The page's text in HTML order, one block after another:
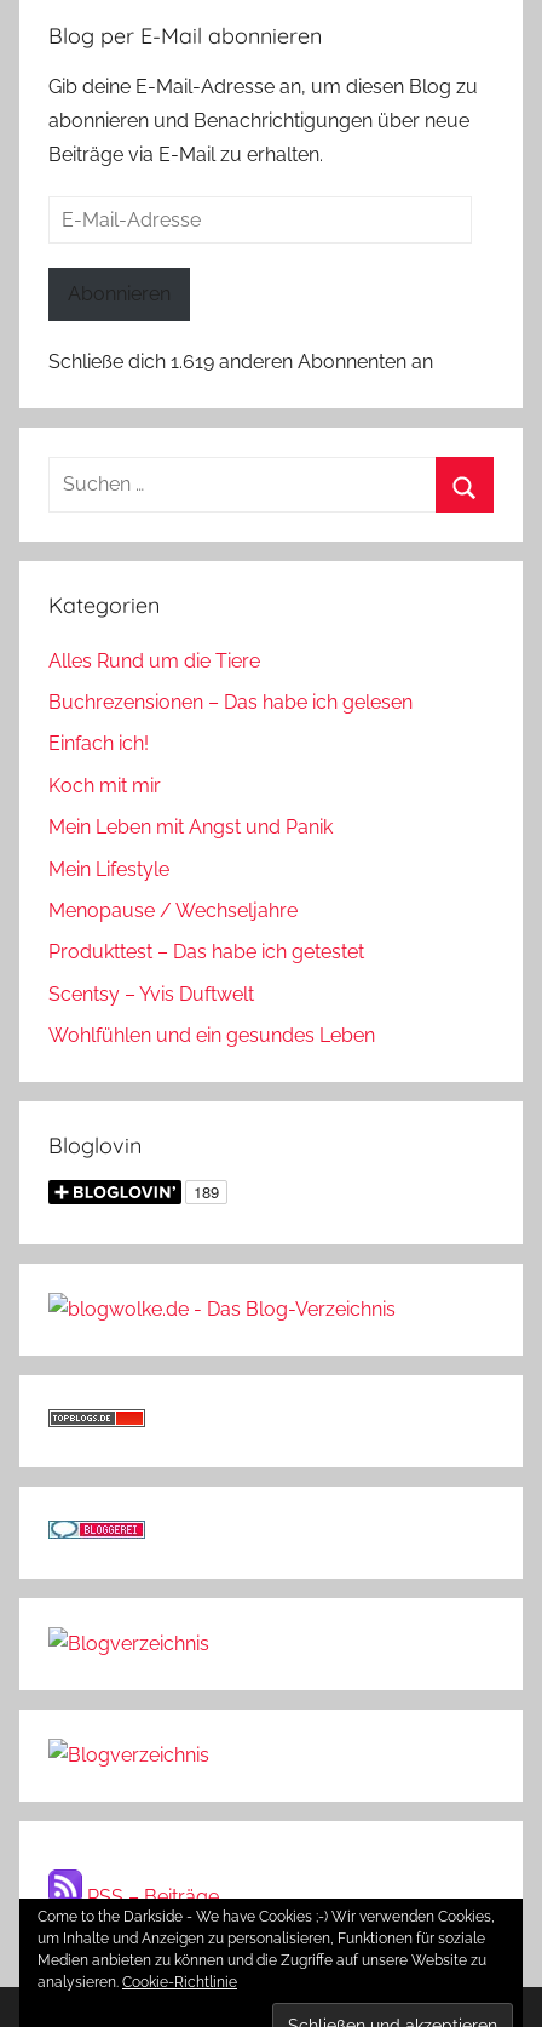
Blog per E-Mail abonnieren
Gib deine E-Mail-Adresse an, um diesen Blog zu
abonnieren und Benachrichtigungen über neue
Beiträge via E-Mail zu erhalten.
E-
Abonnieren
Schließe dich 1.619 anderen Abonnenten an
Suchen
Kategorien
Alles Rund um die Tiere
Buchrezensionen – Das habe ich gelesen
Einfach ich!
Koch mit mir
Mein Leben mit Angst und Panik
Mein Lifestyle
Menopause / Wechseljahre
Produkttest – Das habe ich getestet
Scentsy – Yvis Duftwelt
Wohlfühlen und ein gesundes Leben
Bloglovin
RSS – Beiträge
Come to the Darkside - We have Cookies ;-) Wir verwenden Cookies,
um Inhalte und Anzeigen zu personalisieren, Funktionen für soziale
Medien anbieten zu können und die Zugriffe auf unsere Website zu
analysieren. Cookie-Richtlinie